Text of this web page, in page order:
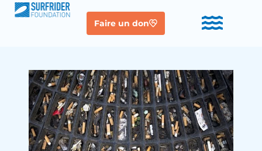
Faire un don